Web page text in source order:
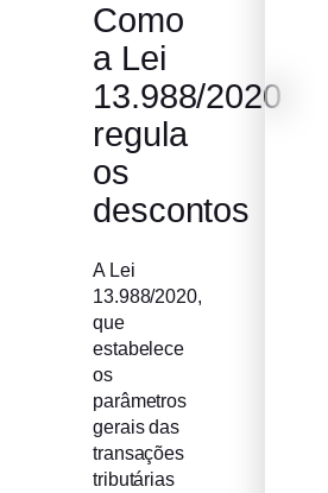
Como
a Lei
13.988/2020
regula
os
descontos
A Lei
13.988/2020,
que
estabelece
os
parâmetros
gerais das
transações
tributárias